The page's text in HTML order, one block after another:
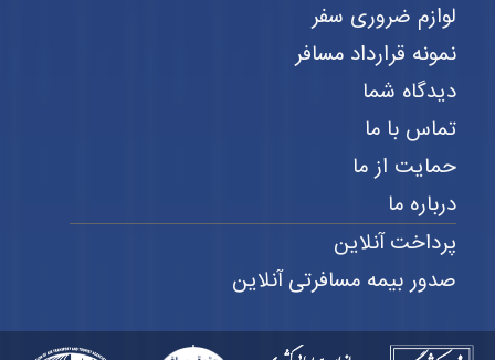
لوازم ضروری سفر
نمونه قرارداد مسافر
دیدگاه شما
تماس با ما
حمایت از ما
درباره ما
پرداخت آنلاین
صدور بیمه مسافرتی آنلاین